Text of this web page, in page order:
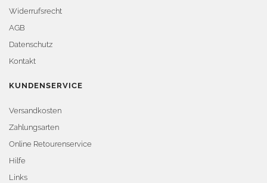
Widerrufsrecht
AGB
Datenschutz
Kontakt
KUNDENSERVICE
Versandkosten
Zahlungsarten
Online Retourenservice
Hilfe
Links